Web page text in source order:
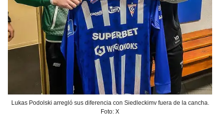
Lukas Podolski arregló sus diferencia con Siedleckimv fuera de la cancha.
Foto: X